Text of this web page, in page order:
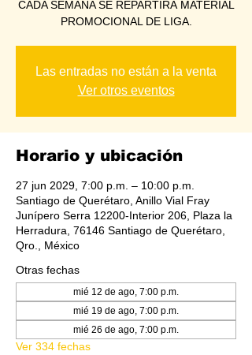
CADA SEMANA SE REPARTIRÁ MATERIAL
PROMOCIONAL DE LIGA.
Las entradas no están a la venta
Ver otros eventos
Horario y ubicación
27 jun 2029, 7:00 p.m. – 10:00 p.m.
Santiago de Querétaro, Anillo Vial Fray
Junípero Serra 12200-Interior 206, Plaza la
Herradura, 76146 Santiago de Querétaro,
Qro., México
Otras fechas
mié 12 de ago, 7:00 p.m.
mié 19 de ago, 7:00 p.m.
mié 26 de ago, 7:00 p.m.
Ver 334 fechas